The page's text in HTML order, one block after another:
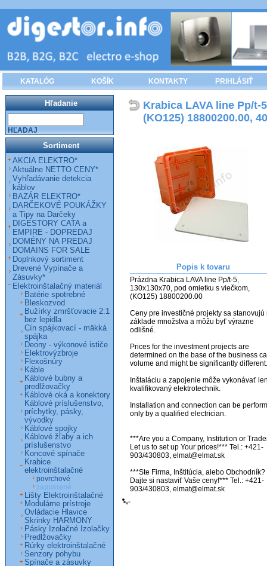
KATALÓG KOŠÍK KONTAKTY PRIHLÁSIŤ
Krabica LAVA line Pp/t-
(KO125) 18800200.00,
Popis k tovaru
Prázdna Krabica LAVA line Pp/t-5,
130x130x70, pod omietku s viečkom,
(KO125)
Ceny pre investičné projekty sa stanovujú
základe množstva a môžu byť výrazne
odlišné.
Prices for the investment projects are
determined on the base of the business
volume and might be significantly
Inštaláciu a zapojenie môže vykonávať
kvalifikovaný elektrotechnik.
Installation and connection can be
only by a qualified electrician.
***Are you a Company, Institution or
Let us to set up Your prices!*** Tel.: +421-
903/430803, elmat@elmat.sk
***Ste Firma, Inštitúcia, alebo Obchodník?
Dajte si nastaviť Vaše ceny!*** Tel.: +421-
903/430803, elmat@elmat.sk
Hľadanie
HĽADAJ
Sortiment
AKCIA ELEKTRO*
Aktuálne NETTO CENY*
Vyhľadávanie detekcia
káblov
BAZÁR ELEKTRO*
DARČEKOVÉ POUKÁŽKY
a Tipy na Darčeky
DIGESTORY CATA a
EMPIRE - DOPREDAJ
DOMÉNY NA PREDAJ
DOMAINS FOR SALE
Doplnkový sortiment
Drevené Vypínače a
Zásuvky*
Elektroinštalačný materiál
Batérie spotrebné
Bleskozvod
Bužírky zmršťovacie 2:1
bez lepidla
Cín spájkovací - mäkká
spájka
Deony - výkonové ističe
Elektrovýzbroje
Flexošnúry
Káble
Káblové bubny a
predlžovačky
Káblové oká a konektory
Káblové príslušenstvo,
príchytky, pásky,
vývodky
Káblové spojky
Káblové žľaby a ich
príslušenstvo
Koncové spínače
Krabice
elektroinštalačné
povrchové
zapustené
Lišty Elektroinštalačné
Modulárne prístroje
Ovládacie Hlavice
Skrinky HARMONY
Pásky Izolačné Izolačky
Predlžovačky
Rúrky elektroinštalačné
Senzory pohybu
Spínače a zásuvky